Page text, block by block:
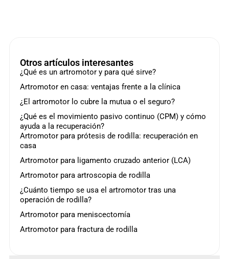
Otros artículos interesantes
¿Qué es un artromotor y para qué sirve?
Artromotor en casa: ventajas frente a la clínica
¿El artromotor lo cubre la mutua o el seguro?
¿Qué es el movimiento pasivo continuo (CPM) y cómo
ayuda a la recuperación?
Artromotor para prótesis de rodilla: recuperación en
casa
Artromotor para ligamento cruzado anterior (LCA)
Artromotor para artroscopia de rodilla
¿Cuánto tiempo se usa el artromotor tras una
operación de rodilla?
Artromotor para meniscectomía
Artromotor para fractura de rodilla